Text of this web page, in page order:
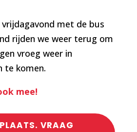
met de bus
rijden we weer terug om
vroeg weer in
te komen.
mee!
VRAAG